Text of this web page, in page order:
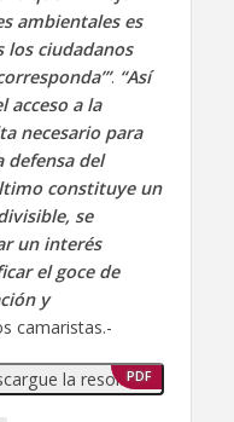
ambientales es
los ciudadanos
. “Así
acceso a la
necesario para
defensa del
constituye un
se
un interés
el goce de
y
camaristas.-
la resolución
PDF